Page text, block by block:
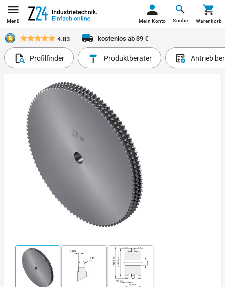
Menü Suche
Mein Konto Warenkorb
4.83 kostenlos ab 39 €
Profilfinder Produktberater Antrieb